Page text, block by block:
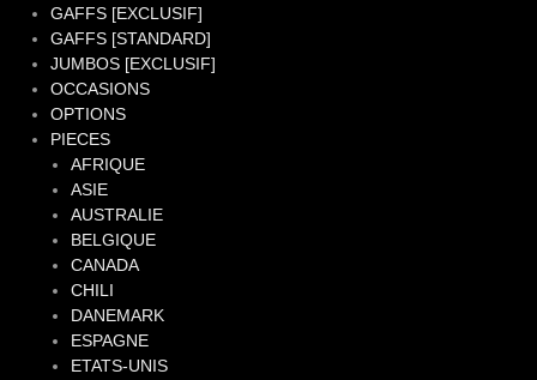
GAFFS [EXCLUSIF]
GAFFS [STANDARD]
JUMBOS [EXCLUSIF]
OCCASIONS
OPTIONS
PIECES
AFRIQUE
ASIE
AUSTRALIE
BELGIQUE
CANADA
CHILI
DANEMARK
ESPAGNE
ETATS-UNIS